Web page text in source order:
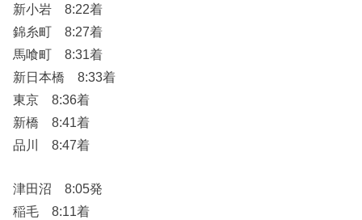
新小岩 8:22着
錦糸町 8:27着
馬喰町 8:31着
新日本橋 8:33着
東京 8:36着
新橋 8:41着
品川 8:47着
津田沼 8:05発
稲毛 8:11着